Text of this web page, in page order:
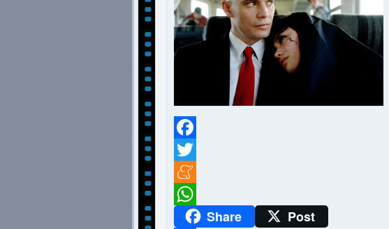
Facebook
Twitter
Meneame
WhatsAppShare Post